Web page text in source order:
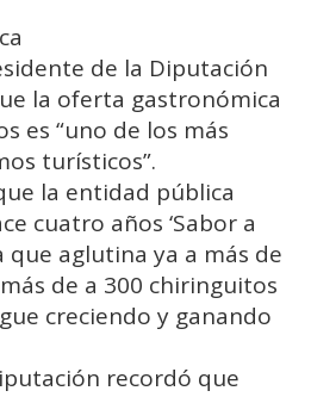
de la Diputación
la oferta gastronómica
es “uno de los más
turísticos”.
la entidad pública
cuatro años ‘Sabor a
que aglutina ya a más de
de a 300 chiringuitos
creciendo y ganando
recordó que